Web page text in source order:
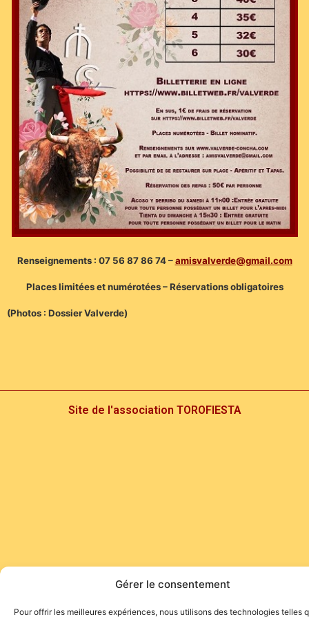
Gérer le consentement
Pour offrir les meilleures expériences, nous utilisons des technologies telles
Renseignements : 07 56 87 86 74 –amisvalverde@gmail.com
Places limitées et numérotées – Réservations obligatoires
(Photos : Dossier Valverde)
Site de l'association TOROFIESTA